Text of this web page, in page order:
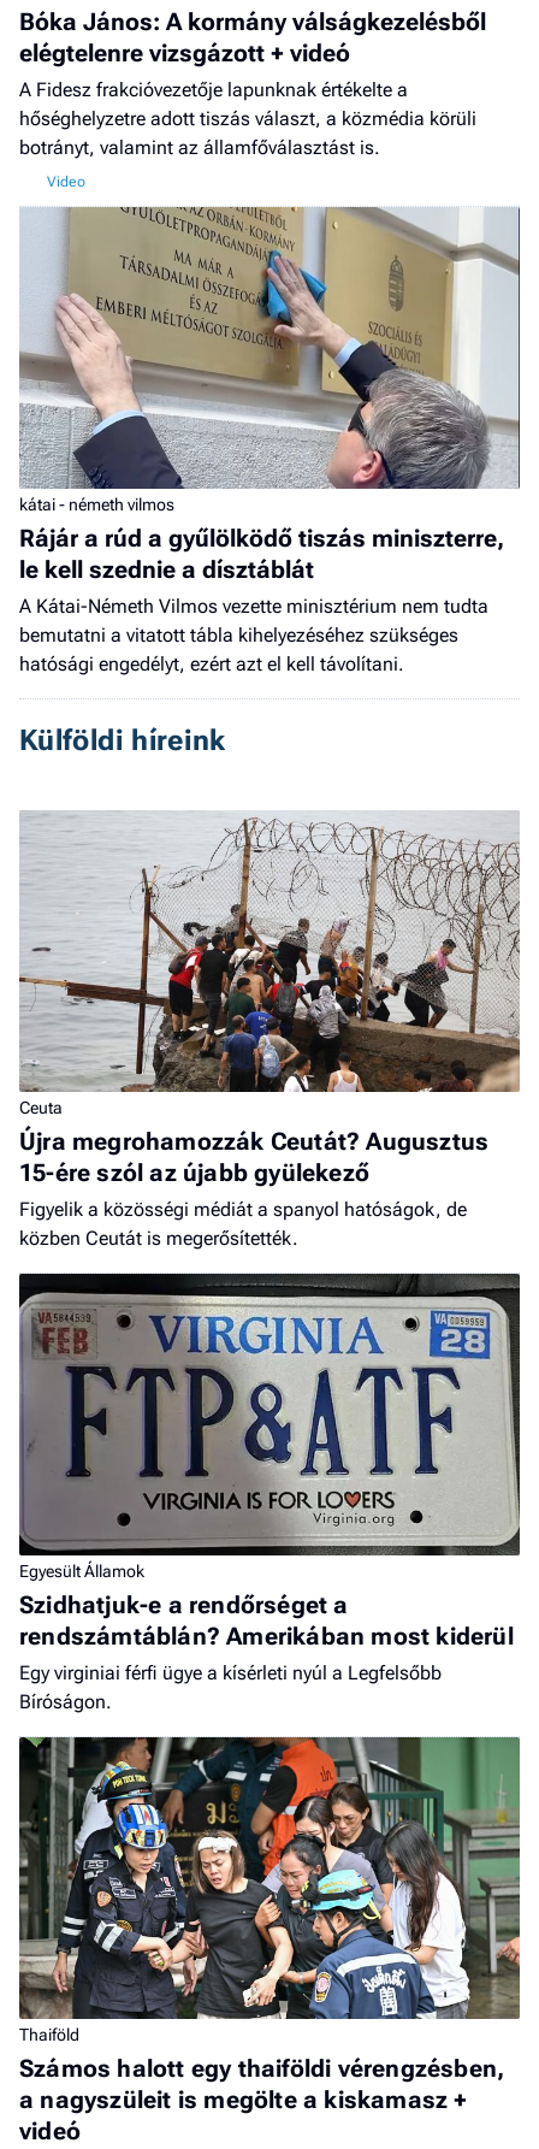
Bóka János: A kormány válságkezelésből
elégtelenre vizsgázott + videó
A Fidesz frakcióvezetője lapunknak értékelte a
hőséghelyzetre adott tiszás választ, a közmédia körüli
botrányt, valamint az államfőválasztást is.
kátai - németh vilmos
Rájár a rúd a gyűlölködő tiszás miniszterre,
le kell szednie a dísztáblát
A Kátai-Németh Vilmos vezette minisztérium nem tudta
bemutatni a vitatott tábla kihelyezéséhez szükséges
hatósági engedélyt, ezért azt el kell távolítani.
Külföldi híreink
Ceuta
Újra megrohamozzák Ceutát? Augusztus
15-ére szól az újabb gyülekező
Figyelik a közösségi médiát a spanyol hatóságok, de
közben Ceutát is megerősítették.
Egyesült Államok
Szidhatjuk-e a rendőrséget a
rendszámtáblán? Amerikában most kiderül
Egy virginiai férfi ügye a kísérleti nyúl a Legfelsőbb
Bíróságon.
Thaiföld
Számos halott egy thaiföldi vérengzésben,
a nagyszüleit is megölte a kiskamasz +
videó